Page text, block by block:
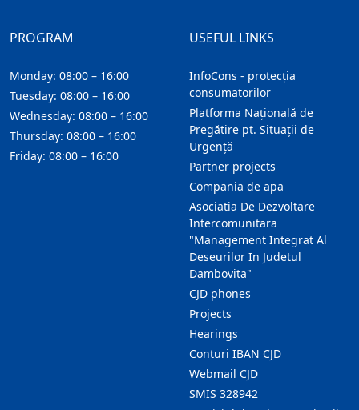
USEFUL LINKS
InfoCons - protecția
consumatorilor
Platforma Națională de
Pregătire pt. Situații de
Urgență
Partner projects
Compania de apa
Asociatia De Dezvoltare
Intercomunitara
"Management Integrat Al
Deseurilor In Judetul
Dambovita"
CJD phones
Projects
Hearings
Conturi IBAN CJD
Webmail CJD
SMIS 328942
PROGRAM
Monday: 08:00 – 16:00
Tuesday: 08:00 – 16:00
Wednesday: 08:00 – 16:00
Thursday: 08:00 – 16:00
Friday: 08:00 – 16:00